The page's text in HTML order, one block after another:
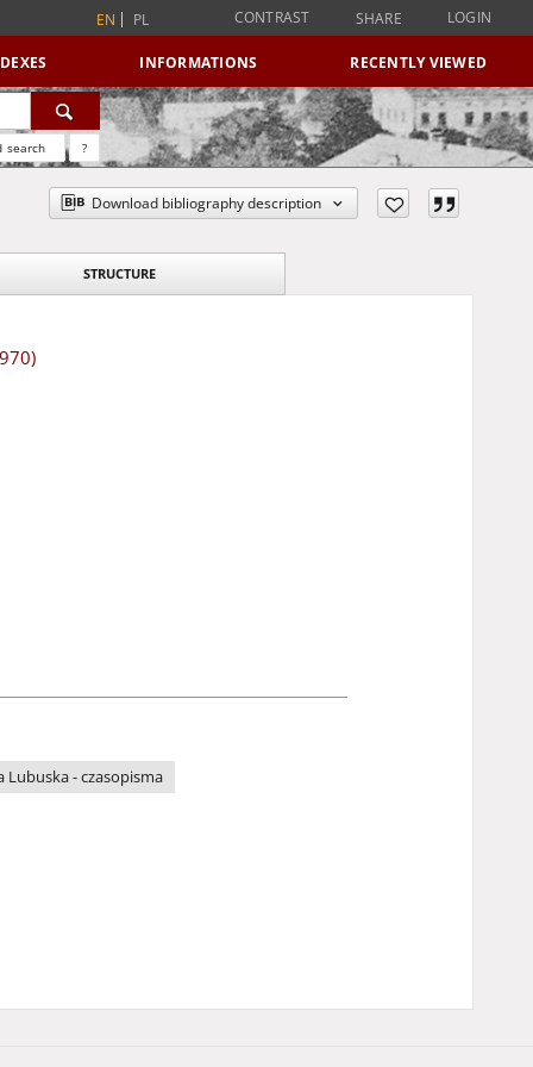
EN PL CONTRAST SHARE LOGIN
INFORMATIONS RECENTLY VIEWED
search ?
Download bibliography description
STRUCTURE
Lubuska - czasopisma